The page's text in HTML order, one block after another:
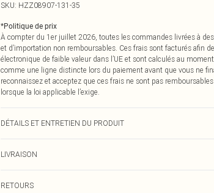
SKU: HZZ08907-131-35
*Politique de prix
À compter du 1er juillet 2026, toutes les commandes livrées à
et d’importation non remboursables. Ces frais sont facturés afin
électronique de faible valeur dans l’UE et sont calculés au
comme une ligne distincte lors du paiement avant que vous ne
reconnaissez et acceptez que ces frais ne sont pas
lorsque la loi applicable l’exige.
DÉTAILS ET ENTRETIEN DU PRODUIT
LIVRAISON
RETOURS